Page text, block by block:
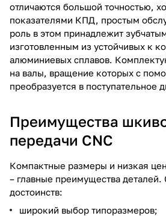
отличаются большой точностью,
показателями КПД, простым
роль в этом принадлежит
изготовленным из устойчивых к
алюминиевых сплавов.
на валы, вращение которых с
преобразуется в поступательное
Преимущества
передачи CNC
Компактные размеры и низкая
– главные преимущества деталей.
достоинств:
широкий выбор типоразмеров;